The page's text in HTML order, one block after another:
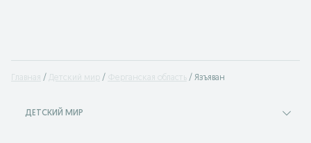
Главная Детский мир Ферганская область Язъяван
ДЕТСКИЙ МИР